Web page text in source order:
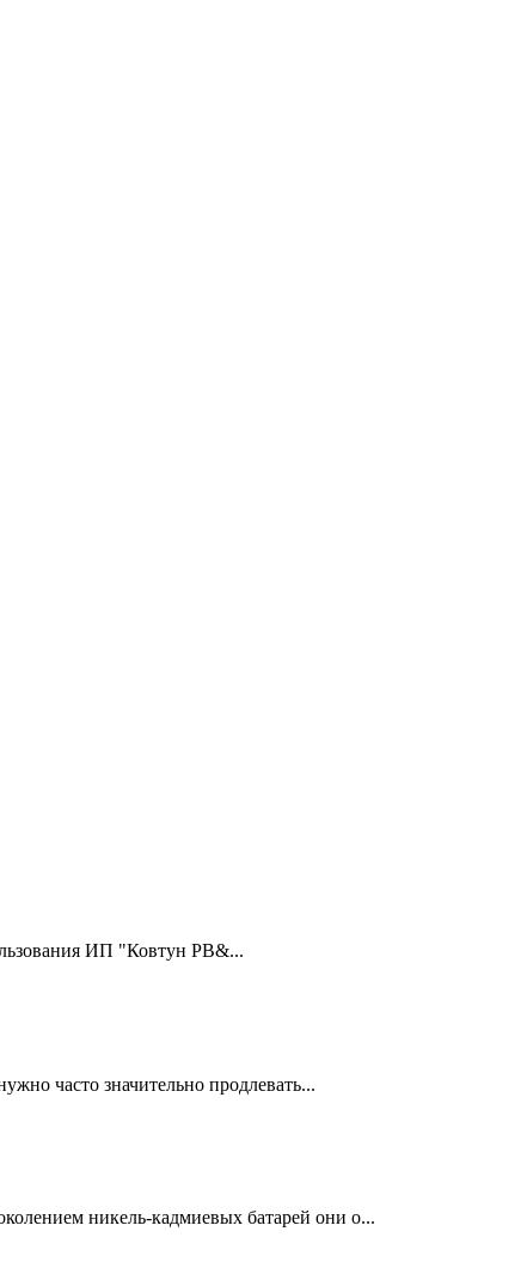
ИП "Ковтун РВ&...
часто значительно продлевать...
никель-кадмиевых батарей они о...